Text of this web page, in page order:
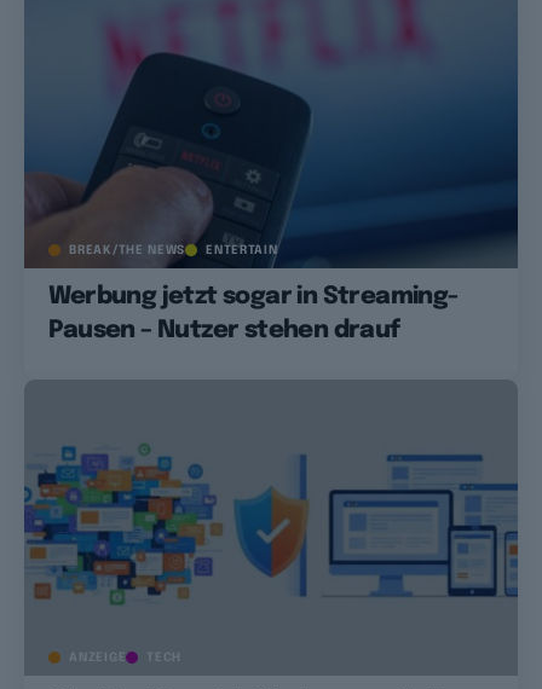
BREAK/THE NEWS ENTERTAIN
Werbung jetzt sogar in Streaming-
Pausen – Nutzer stehen drauf
ANZEIGE TECH